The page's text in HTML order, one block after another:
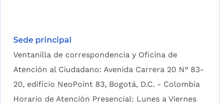
Sede principal
Ventanilla de correspondencia y Oficina de
Atención al Ciudadano: Avenida Carrera 20 N° 83-
20, edificio NeoPoint 83, Bogotá, D.C. - Colombia
Horario de Atención Presencial: Lunes a Viernes